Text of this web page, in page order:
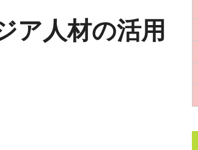
ア人材の活用